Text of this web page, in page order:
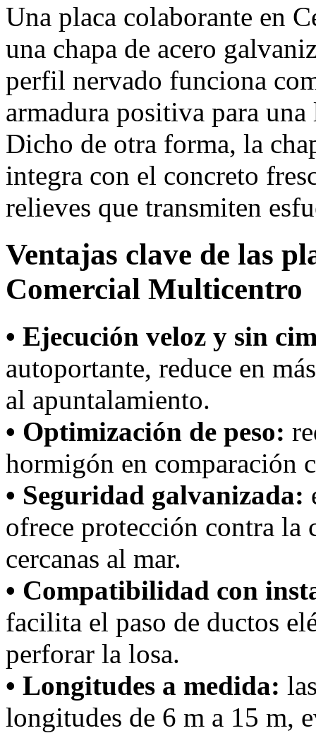
Una placa colaborante en
una chapa de acero
perfil nervado funciona
armadura positiva para
Dicho de otra forma, la
integra con el concreto
relieves que transmiten
Ventajas clave de las
Comercial Multicentro
• Ejecución veloz y sin
autoportante, reduce en
al apuntalamiento.
• Optimización de peso:
hormigón en comparación
• Seguridad galvanizada:
ofrece protección contra la
cercanas al mar.
• Compatibilidad con
facilita el paso de ductos
perforar la losa.
• Longitudes a medida:
longitudes de 6 m a 15 m,